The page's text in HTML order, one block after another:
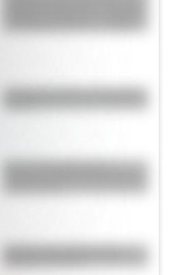
el “Grinzane Cavour” en 2006
¿Cuál es el origen de la palabra
Central Hidroeléctrica El
construcción
Bandera de Guatemala para